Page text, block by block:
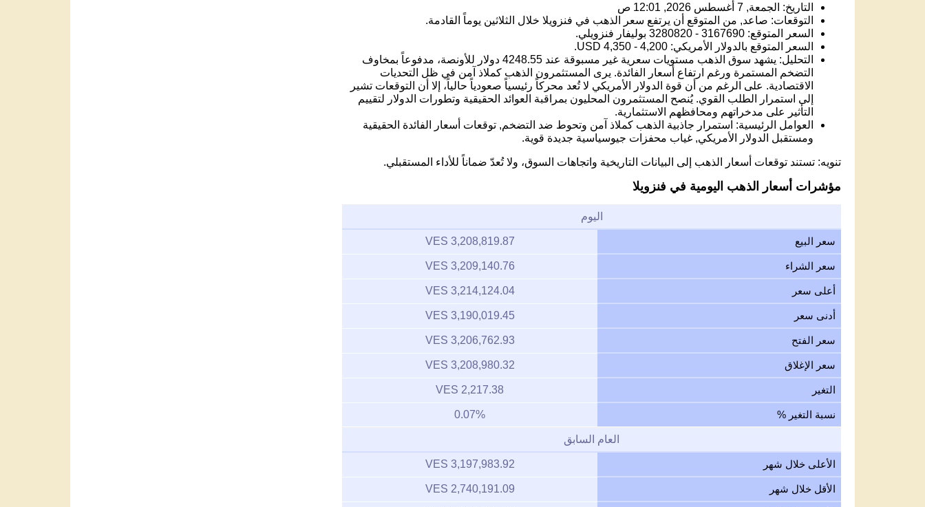
التاريخ: الجمعة, 7 أغسطس 2026, 12:01 ص
التوقعات: صاعد, من المتوقع أن يرتفع سعر الذهب في فنزويلا خلال الثلاثين يوماً القادمة.
السعر المتوقع: 3167690 - 3280820 بوليفار فنزويلي.
السعر المتوقع بالدولار الأمريكي: 4,200 - 4,350 USD.
التحليل: يشهد سوق الذهب مستويات سعرية غير مسبوقة عند 4248.55 دولار للأونصة، مدفوعاً بمخاوف
التضخم المستمرة ورغم ارتفاع أسعار الفائدة. يرى المستثمرون الذهب كملاذ آمن في ظل التحديات
الاقتصادية. على الرغم من أن قوة الدولار الأمريكي لا تُعد محركاً رئيسياً صعودياً حالياً، إلا أن التوقعات تشير
إلى استمرار الطلب القوي. يُنصح المستثمرون المحليون بمراقبة العوائد الحقيقية وتطورات الدولار لتقييم
التأثير على مدخراتهم ومحافظهم الاستثمارية.
العوامل الرئيسية: استمرار جاذبية الذهب كملاذ آمن وتحوط ضد التضخم, توقعات أسعار الفائدة الحقيقية
ومستقبل الدولار الأمريكي, غياب محفزات جيوسياسية جديدة قوية.
تنويه: تستند توقعات أسعار الذهب إلى البيانات التاريخية واتجاهات السوق، ولا تُعدّ ضماناً للأداء المستقبلي.
مؤشرات أسعار الذهب اليومية في فنزويلا
اليوم
سعر البيع 3,208,819.87 VES
سعر الشراء 3,209,140.76 VES
أعلى سعر 3,214,124.04 VES
أدنى سعر 3,190,019.45 VES
سعر الفتح 3,206,762.93 VES
سعر الإغلاق 3,208,980.32 VES
التغير 2,217.38 VES
نسبة التغير % 0.07%
العام السابق
الأعلى خلال شهر 3,197,983.92 VES
الأقل خلال شهر 2,740,191.09 VES